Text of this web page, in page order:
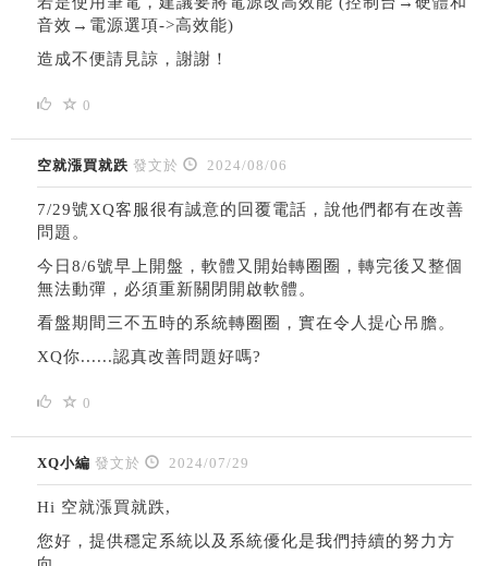
音效→電源選項->高效能)
造成不便請見諒，謝謝！
0
空就漲買就跌 發文於 2024/08/06
7/29號XQ客服很有誠意的回覆電話，說他們都有在改善
問題。
今日8/6號早上開盤，軟體又開始轉圈圈，轉完後又整個
無法動彈，必須重新關閉開啟軟體。
看盤期間三不五時的系統轉圈圈，實在令人提心吊膽。
XQ你......認真改善問題好嗎?
0
XQ小編 發文於 2024/07/29
Hi 空就漲買就跌,
您好，提供穩定系統以及系統優化是我們持續的努力方